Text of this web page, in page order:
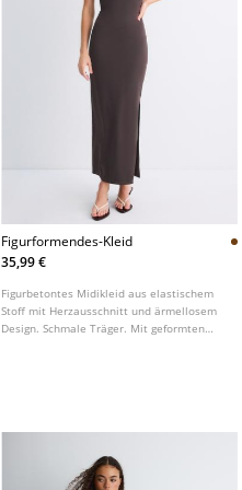
Figurformendes-Kleid
35,99 €
Figurbetontes Midikleid aus elastischem
Stoff mit Herzausschnitt und ärmellosem
Design. Schmale Träger. Mit geformten